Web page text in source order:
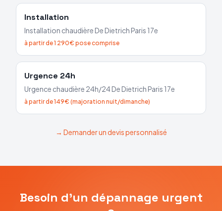
Installation
Installation chaudièreDe DietrichParis 17e
à partir de 1 290€ pose comprise
Urgence 24h
Urgence chaudière 24h/24De DietrichParis 17e
à partir de 149€ (majoration nuit/dimanche)
→ Demander un devis personnalisé
Besoin d'un dépannage urgent